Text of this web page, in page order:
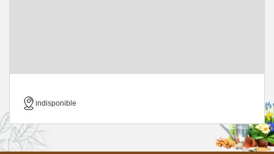
indisponible